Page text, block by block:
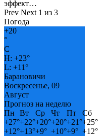
эффект…
Prev Next 1 из 3
Погода
+20
°
C
H: +23°
L: +11°
Барановичи
Воскресенье, 09
Август
Прогноз на неделю
Пн
Вт Ср Чт Пт
Сб
+27°+22°+20°+20°+21°+25°
+12°+13°+9° +10°+9° +12°